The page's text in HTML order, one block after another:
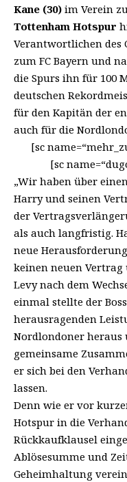
Kane (30) im Verein
Tottenham Hotspur
Verantwortlichen des
zum FC Bayern und
die Spurs ihn für 100
deutschen
für den Kapitän der
auch für die
[sc
[sc
„Wir haben über
Harry und seinen
der
als auch langfristig.
neue
keinen neuen
Levy nach dem
einmal stellte der
herausragenden
Nordlondoner heraus
gemeinsame
er sich bei den
lassen.
Denn wie er vor
Hotspur in die
Rückkaufklausel
Ablösesumme und
Geheimhaltung